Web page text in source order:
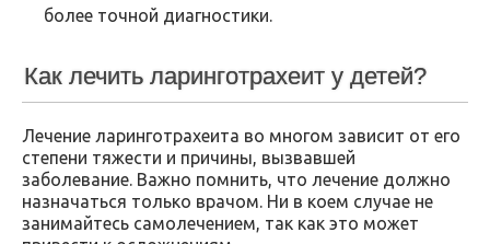
более точной диагностики.
Как лечить ларинготрахеит у детей?
Лечение ларинготрахеита во многом зависит от его
степени тяжести и причины, вызвавшей
заболевание. Важно помнить, что лечение должно
назначаться только врачом. Ни в коем случае не
занимайтесь самолечением, так как это может